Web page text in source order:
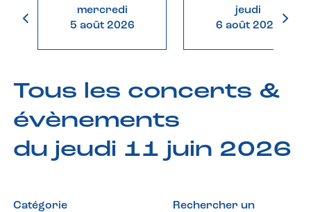
mercredi
5 août 2026
jeudi
6 août 2026
Tous les concerts &
évènements
du jeudi 11 juin 2026
Catégorie
Rechercher un